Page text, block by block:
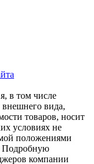
в том числе
внешнего вида,
товаров, носит
условиях не
положениями
Подробную
компании